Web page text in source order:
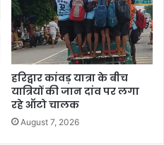
हरिद्वार कांवड़ यात्रा के बीच
यात्रियों की जान दांव पर लगा
रहे ऑटो चालक
August 7, 2026